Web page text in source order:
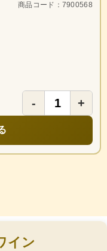
商品コード：7900568
- +
イン